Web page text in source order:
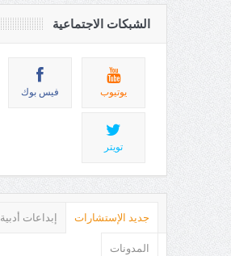
الشبكات الاجتماعية
يوتيوب فيس بوك
تويتر
جديد الإستشارات إبداعات أدبية
المدونات